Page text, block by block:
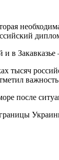
Закавказье
тысяч
после